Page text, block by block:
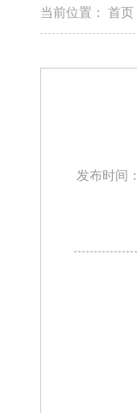
当前位置： 首页
发布时间：